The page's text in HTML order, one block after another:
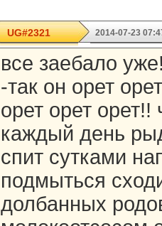
UG#2321 2014-07-23
все заебало
-так он орет
орет орет орет!!
каждый день
спит сутками
подмыться
долбанных